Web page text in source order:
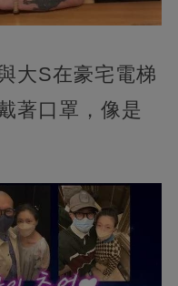
大S在豪宅電梯
著口罩，像是